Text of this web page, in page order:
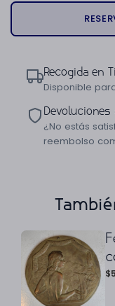
Recogida en
Disponible
Devoluciones
¿No estás
reembolso
$